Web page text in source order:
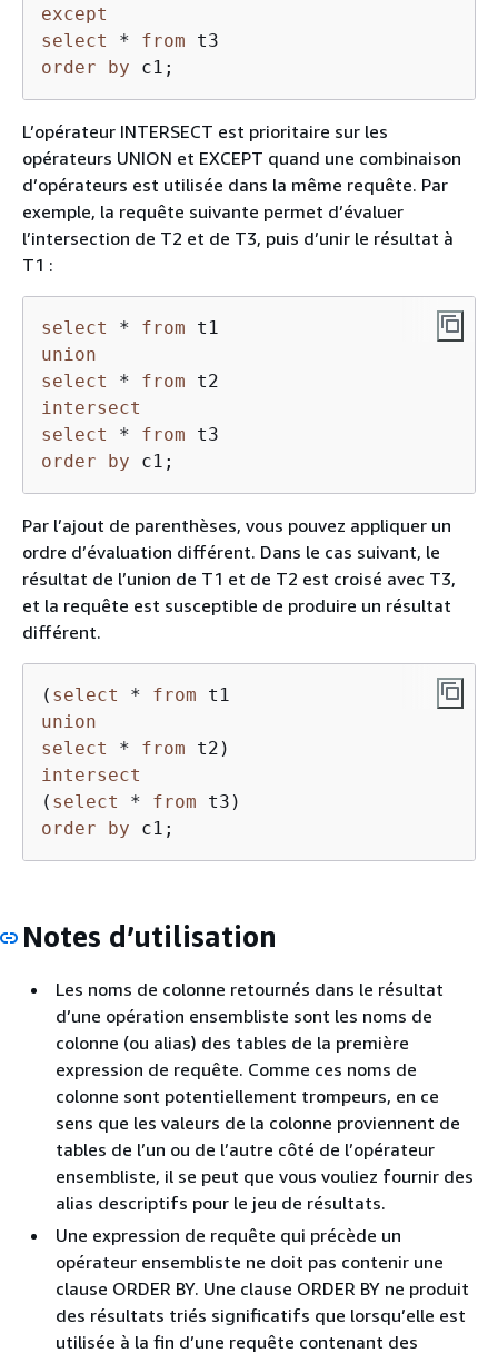
except
select
* from
order
by c1;
L’opérateur INTERSECT est prioritaire sur les
opérateurs UNION et EXCEPT quand une combinaison
d’opérateurs est utilisée dans la même requête. Par
exemple, la requête suivante permet d’évaluer
l’intersection de T2 et de T3, puis d’unir le résultat à
T1 :
select * from
union
select
* from
intersect
select
* from
order
by c1;
Par l’ajout de parenthèses, vous pouvez appliquer un
ordre d’évaluation différent. Dans le cas suivant, le
résultat de l’union de T1 et de T2 est croisé avec T3,
et la requête est susceptible de produire un résultat
différent.
( select * from
union
select
* from
intersect
( select * from
order
by c1;
Notes d’utilisation
Les noms de colonne retournés dans le résultat
d’une opération ensembliste sont les noms de
colonne (ou alias) des tables de la première
expression de requête. Comme ces noms de
colonne sont potentiellement trompeurs, en ce
sens que les valeurs de la colonne proviennent de
tables de l’un ou de l’autre côté de l’opérateur
ensembliste, il se peut que vous vouliez fournir des
alias descriptifs pour le jeu de résultats.
Une expression de requête qui précède un
opérateur ensembliste ne doit pas contenir une
clause ORDER BY. Une clause ORDER BY ne produit
des résultats triés significatifs que lorsqu’elle est
utilisée à la fin d’une requête contenant des